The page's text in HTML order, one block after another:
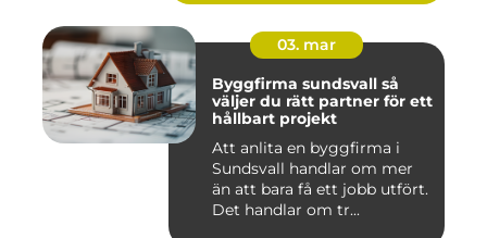
03. mar
Byggfirma sundsvall så
väljer du rätt partner för ett
hållbart projekt
Att anlita en byggfirma i
Sundsvall handlar om mer
än att bara få ett jobb utfört.
Det handlar om tr...